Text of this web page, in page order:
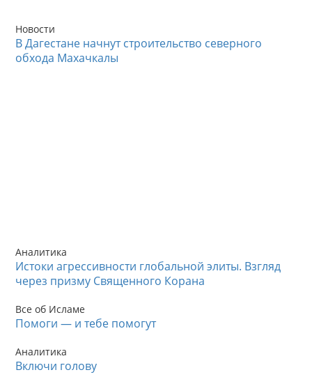
Новости
В Дагестане начнут строительство северного
обхода Махачкалы
Аналитика
Истоки агрессивности глобальной элиты. Взгляд
через призму Священного Корана
Все об Исламе
Помоги — и тебе помогут
Аналитика
Включи голову